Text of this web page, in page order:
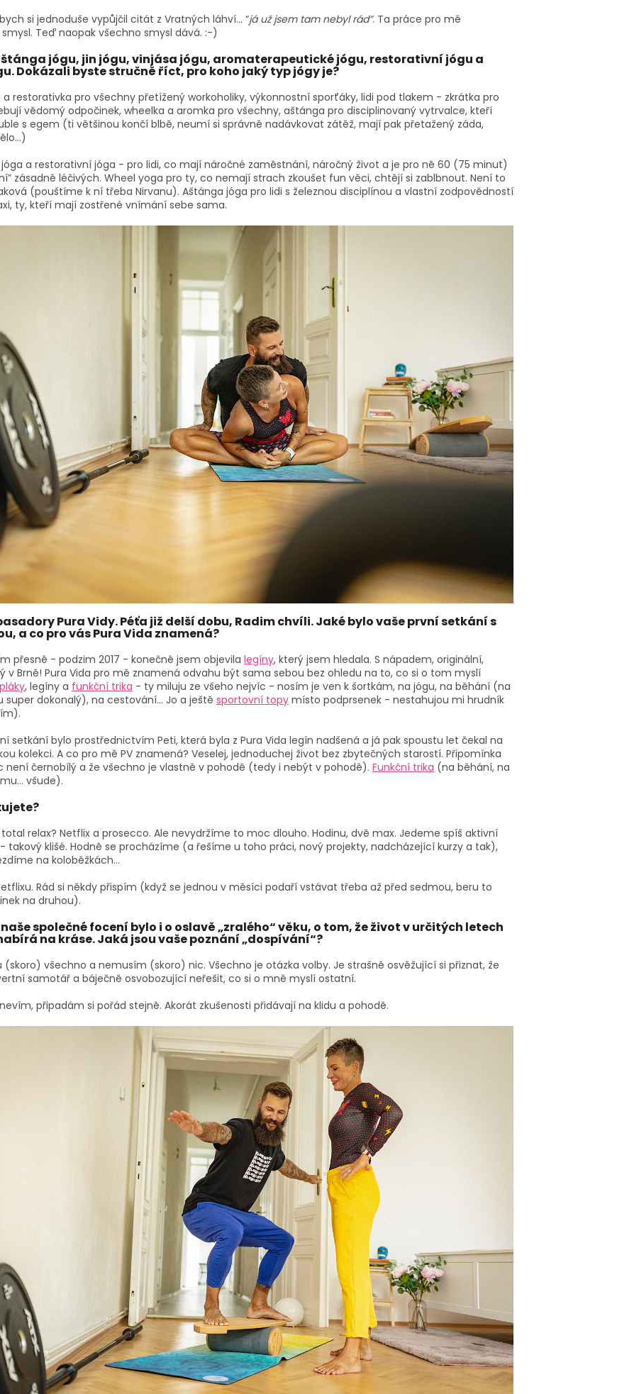
si jednoduše vypůjčil citát z Vratných láhví… “já už jsem tam nebyl rád”. Ta práce pro mě
Teď naopak všechno smysl dává. :-)
jógu, jin jógu, vinjása jógu, aromaterapeutické jógu, restorativní jógu a
Dokázali byste stručně říct, pro koho jaký typ jógy je?
a restorativka pro všechny přetížený workoholiky, výkonnostní sporťáky, lidi pod tlakem - zkrátka pro
vědomý odpočinek, wheelka a aromka pro všechny, aštánga pro disciplinovaný vytrvalce, kteří
s egem (ti většinou končí blbě, neumí si správně nadávkovat zátěž, mají pak přetažený záda,
jóga a restorativní jóga - pro lidi, co mají náročné zaměstnání, náročný život a je pro ně 60 (75 minut)
zásadně léčivých. Wheel yoga pro ty, co nemají strach zkoušet fun věci, chtějí si zablbnout. Není to
(pouštíme k ní třeba Nirvanu). Aštánga jóga pro lidi s železnou disciplínou a vlastní zodpovědností
ty, kteří mají zostřené vnímání sebe sama.
Pura Vidy. Péťa již delší dobu, Radim chvíli. Jaké bylo vaše první setkání s
a co pro vás Pura Vida znamená?
přesně - podzim 2017 - konečně jsem objevila legíny, který jsem hledala. S nápadem, originální,
v Brně! Pura Vida pro mě znamená odvahu být sama sebou bez ohledu na to, co si o tom myslí
, legíny a funkční trika - ty miluju ze všeho nejvíc - nosím je ven k šortkám, na jógu, na běhání (na
super dokonalý), na cestování… Jo a ještě sportovní topy místo podprsenek - nestahujou mi hrudník
setkání bylo prostřednictvím Peti, která byla z Pura Vida legín nadšená a já pak spoustu let čekal na
kolekci. A co pro mě PV znamená? Veselej, jednoduchej život bez zbytečných starostí. Připomínka
není černobílý a že všechno je vlastně v pohodě (tedy i nebýt v pohodě). Funkční trika (na běhání, na
všude).
total relax? Netflix a prosecco. Ale nevydržíme to moc dlouho. Hodinu, dvě max. Jedeme spíš aktivní
takový klišé. Hodně se procházíme (a řešíme u toho práci, nový projekty, nadcházející kurzy a tak),
na koloběžkách…
Rád si někdy přispím (když se jednou v měsíci podaří vstávat třeba až před sedmou, beru to
na druhou).
společné focení bylo i o oslavě „zralého“ věku, o tom, že život v určitých letech
na kráse. Jaká jsou vaše poznání „dospívání“?
(skoro) všechno a nemusím (skoro) nic. Všechno je otázka volby. Je strašně osvěžující si přiznat, že
samotář a báječně osvobozující neřešit, co si o mně myslí ostatní.
připadám si pořád stejně. Akorát zkušenosti přidávají na klidu a pohodě.